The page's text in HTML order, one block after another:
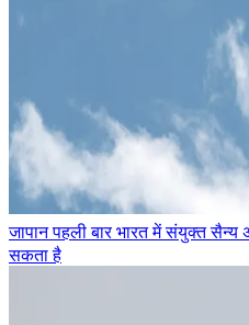
जापान पहली बार भारत में संयुक्त
सकता है